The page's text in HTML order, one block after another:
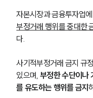
자본시장과 금융투자업
부정거래 행위를 중대한
다.
사기적부정거래 금지 규
있으며, 부정한 수단이나
를 유도하는 행위를 금지